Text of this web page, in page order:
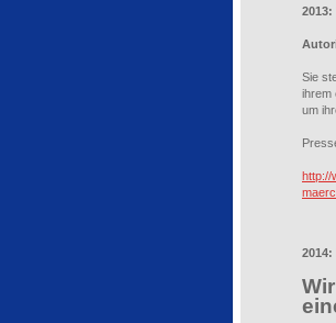
Sie
ihrem
um
http://